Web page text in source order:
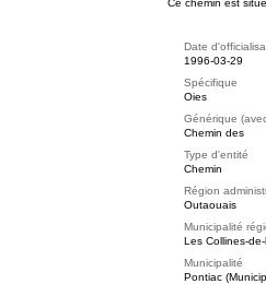
Ce chemin est
Date
1996-03-29
Spécifique
Oies
Générique
Chemin des
Type d'entité
Chemin
Région
Outaouais
Municipalité
Les Collines-
Municipalité
Pontiac